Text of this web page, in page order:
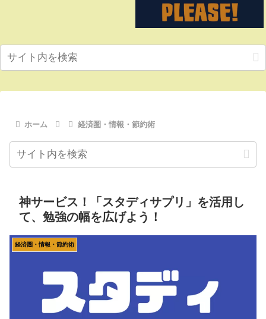
ホーム 経済圏・情報・節約術
神サービス！「スタディサプリ」を活用し
て、勉強の幅を広げよう！
経済圏・情報・節約術